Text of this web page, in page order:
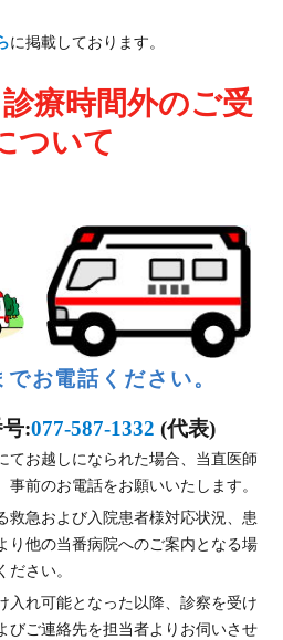
に掲載しております。
療時間外のご受
ついて
お電話ください。
:077-587-1332 (代表)
お越しになられた場合、当直医師
前のお電話をお願いいたします。
急および入院患者様対応状況、患
り他の当番病院へのご案内となる場
さい。
れ可能となった以降、診察を受け
びご連絡先を担当者よりお伺いさせ